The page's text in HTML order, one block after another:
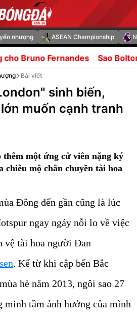
nhượng ASEAN Championship
Sao Bolton nhận thẻ đỏ vì đấm
Bài viết
sinh biến,
muốn cạnh tranh
thêm một ứng cử viên nặng ký
chiêu mộ chân chuyền tài hoa
Đông đến gần cũng là lúc
ngay ngáy nỗi lo về việc
vệ tài hoa người Đan
. Kể từ khi cập bến Bắc
hè năm 2013, ngôi sao 27
minh tầm ảnh hưởng của mình